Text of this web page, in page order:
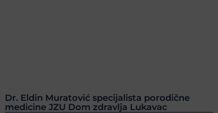
Dr. Eldin Muratović specijalista porodične
medicine JZU Dom zdravlja Lukavac